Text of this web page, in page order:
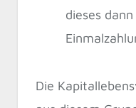
dieses
Die